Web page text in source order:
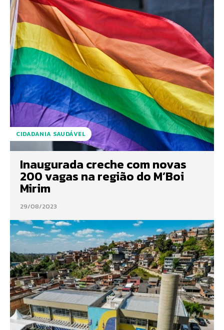
CIDADANIA SAUDÁVEL
Inaugurada creche com novas
200 vagas na região do M’Boi
Mirim
29/08/2023